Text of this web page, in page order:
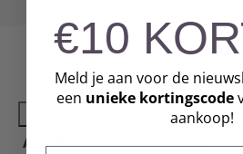
Aanbevolen producten
€10
Meld je aan voor de
een unieke kortingscode
aankoop!